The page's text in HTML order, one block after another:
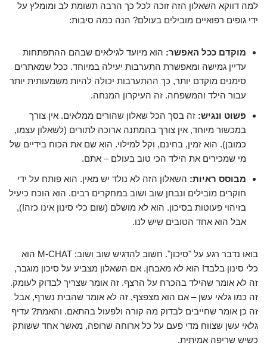
למה דווקא השאלון הזה זוכה לכל כך הרבה תשומת לב ומומלץ על
ידי גופים רפואיים מובילים בעולם? הנה כמה סיבות:
מוקדם ככל האפשר: הוא מיועד לגילאים שבהם ההתפתחות
עדיין גמישה ומאפשרת התערבות יעילה במיוחד. ככל שמאתרים
סימנים מוקדם יותר, כך ההתערבות יכולה להיות משמעותית יותר
עבור הילד והמשפחה. זה העיקרון המנחה.
פשוט ונגיש: זה בסך הכל שאלון שהורים ממלאים. אין צורך
במכשור מיוחד, אין צורך בהמתנה ארוכה לתורים (לשאלון עצמו,
כמובן). הוא זמין, בחינם, וקל למילוי. הוא שם את הכוח בידיים של
מי שמכירים את הילד הכי טוב בעולם – אתם.
מבוסס ראיות: השאלון הזה לא נולד יש מאין. הוא פותח על ידי
חוקרים מובילים ונבחן שוב ושוב במחקרים רבים. הוא הוכח כיעיל
בזיהוי פעוטות בסיכון. הוא לא מושלם (שום כלי סינון אינו כזה!),
אבל הוא אחד הטובים שיש לנו.
בואו נדבר רגע על "סיכון". חשוב להדגיש שוב ושוב: M-CHAT הוא
כלי סינון בלבד! הוא לא מאבחן. אם השאלון מצביע על סיכון מוגבר,
זה לא אומר שהילד בהכרח על הרצף. זה אומר שצריך לבדוק לעומק.
זה כמו גלאי עשן – אם הוא מצפצף, זה לא אומר שהבית נשרף, אבל
זה כן אומר שחייבים לבדוק מה קורה ולפעול בהתאם. והאמת? עדיף
גלאי עשן שצווח מדי פעם על כל ארוחה שרופה, מאשר אחד ששותק
כשיש שריפה אמיתית.